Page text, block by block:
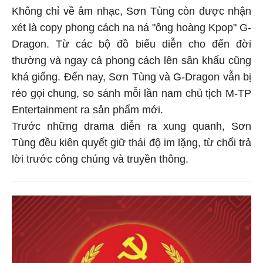
Không chỉ về âm nhạc, Sơn Tùng còn được nhận
xét là copy phong cách na ná "ông hoàng Kpop" G-
Dragon. Từ các bộ đồ biểu diễn cho đến đời
thường và ngay cả phong cách lên sân khấu cũng
khá giống. Đến nay, Sơn Tùng và G-Dragon vẫn bị
réo gọi chung, so sánh mỗi lần nam chủ tịch M-TP
Entertainment ra sản phẩm mới.
Trước những drama diễn ra xung quanh, Sơn
Tùng đều kiên quyết giữ thái độ im lặng, từ chối trả
lời trước công chúng và truyền thông.